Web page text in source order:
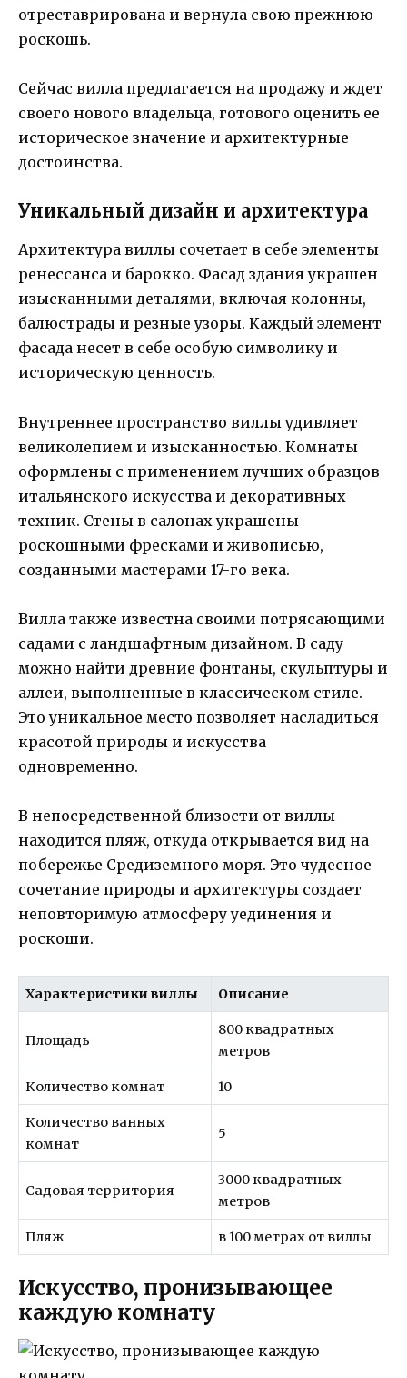
отреставрирована и вернула свою прежнюю
роскошь.
Сейчас вилла предлагается на продажу и ждет
своего нового владельца, готового оценить ее
историческое значение и архитектурные
достоинства.
Уникальный дизайн и архитектура
Архитектура виллы сочетает в себе элементы
ренессанса и барокко. Фасад здания украшен
изысканными деталями, включая колонны,
балюстрады и резные узоры. Каждый элемент
фасада несет в себе особую символику и
историческую ценность.
Внутреннее пространство виллы удивляет
великолепием и изысканностью. Комнаты
оформлены с применением лучших образцов
итальянского искусства и декоративных
техник. Стены в салонах украшены
роскошными фресками и живописью,
созданными мастерами 17-го века.
Вилла также известна своими потрясающими
садами с ландшафтным дизайном. В саду
можно найти древние фонтаны, скульптуры и
аллеи, выполненные в классическом стиле.
Это уникальное место позволяет насладиться
красотой природы и искусства
одновременно.
В непосредственной близости от виллы
находится пляж, откуда открывается вид на
побережье Средиземного моря. Это чудесное
сочетание природы и архитектуры создает
неповторимую атмосферу уединения и
роскоши.
Характеристики виллы Описание
Площадь
800 квадратных
метров
Количество комнат 10
Количество ванных
комнат
5
Садовая территория
3000 квадратных
метров
Пляж в 100 метрах от виллы
Искусство, пронизывающее
каждую комнату